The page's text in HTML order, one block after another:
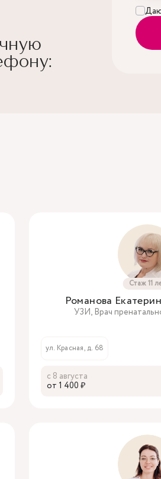
Даю
Стаж 11
Романова
УЗИ, Врач
ул. Красная, д. 68
с 8 августа
oт 1 400 ₽